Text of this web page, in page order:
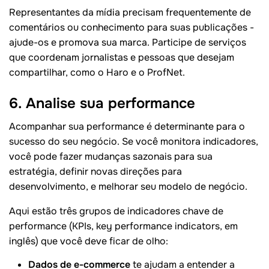
Representantes da mídia precisam frequentemente de
comentários ou conhecimento para suas publicações -
ajude-os e promova sua marca. Participe de serviços
que coordenam jornalistas e pessoas que desejam
compartilhar, como o Haro e o ProfNet.
6. Analise sua performance
Acompanhar sua performance é determinante para o
sucesso do seu negócio. Se você monitora indicadores,
você pode fazer mudanças sazonais para sua
estratégia, definir novas direções para
desenvolvimento, e melhorar seu modelo de negócio.
Aqui estão três grupos de indicadores chave de
performance (KPIs, key performance indicators, em
inglês) que você deve ficar de olho:
Dados de e-commercete ajudam a entender a